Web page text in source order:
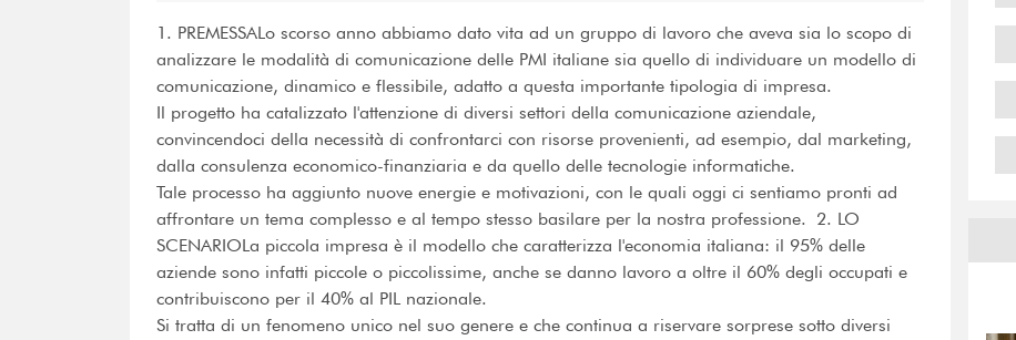
1. PREMESSALo scorso anno abbiamo dato vita ad un gruppo di lavoro che aveva sia lo scopo di
analizzare le modalità di comunicazione delle PMI italiane sia quello di individuare un modello di
comunicazione, dinamico e flessibile, adatto a questa importante tipologia di impresa.
Il progetto ha catalizzato l'attenzione di diversi settori della comunicazione aziendale,
convincendoci della necessità di confrontarci con risorse provenienti, ad esempio, dal marketing,
dalla consulenza economico-finanziaria e da quello delle tecnologie informatiche.
Tale processo ha aggiunto nuove energie e motivazioni, con le quali oggi ci sentiamo pronti ad
affrontare un tema complesso e al tempo stesso basilare per la nostra professione. 2. LO
SCENARIOLa piccola impresa è il modello che caratterizza l'economia italiana: il 95% delle
aziende sono infatti piccole o piccolissime, anche se danno lavoro a oltre il 60% degli occupati e
contribuiscono per il 40% al PIL nazionale.
Si tratta di un fenomeno unico nel suo genere e che continua a riservare sorprese sotto diversi